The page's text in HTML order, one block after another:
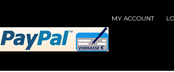
MY ACCOUNT